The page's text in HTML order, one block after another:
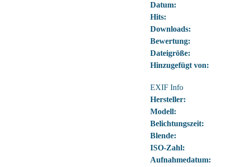
Datum:
Hits:
Downloads:
Bewertung:
Dateigröße:
Hinzugefügt von:
EXIF Info
Hersteller:
Modell:
Belichtungszeit:
Blende:
ISO-Zahl:
Aufnahmedatum: